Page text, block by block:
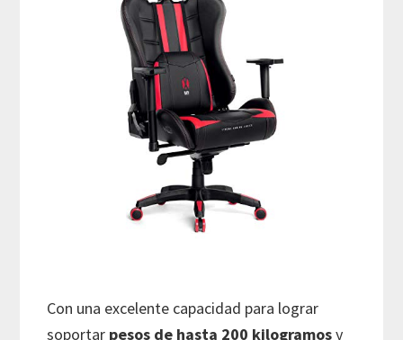
Con una excelente capacidad para lograr
soportar pesos de hasta 200 kilogramosy